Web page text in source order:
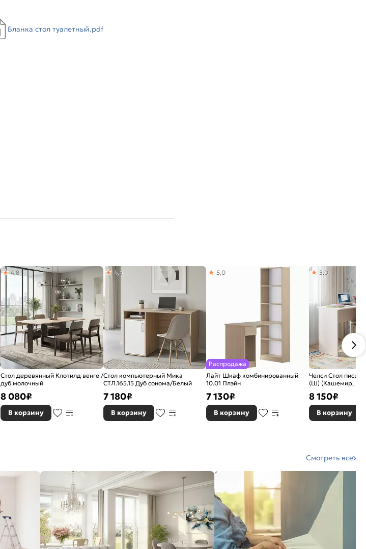
Бланка стол туалетный.pdf
Стол деревянный Клотилд венге /
дуб молочный
4,8
8 080₽
В корзину
Стол компьютерный Мика
СТЛ.165.15 Дуб сонома/Белый
4,6
7 180₽
В корзину
Распродажа
Лайт Шкаф комбинированный
10.01 Плэйн
5,0
7 130₽
В корзину
Челси Стол
(Ш) (Кашемир,
5,0
8 150₽
В корзину
Смотреть все